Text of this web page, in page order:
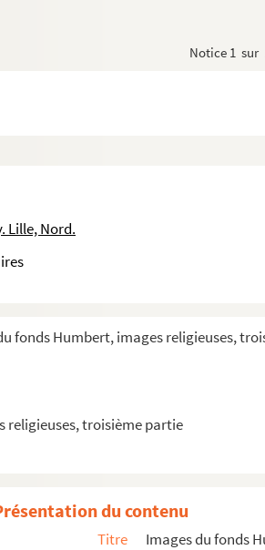
Notice 1 sur
Lille, Nord.
fonds Humbert, images religieuses,
religieuses, troisième partie
nom commence par N
le nom commence par O
le nom commence par P
du contenu
Titre Images du fonds